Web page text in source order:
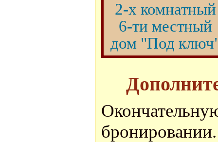
2-х комнатный
6-ти местный
дом "Под
бронировании.